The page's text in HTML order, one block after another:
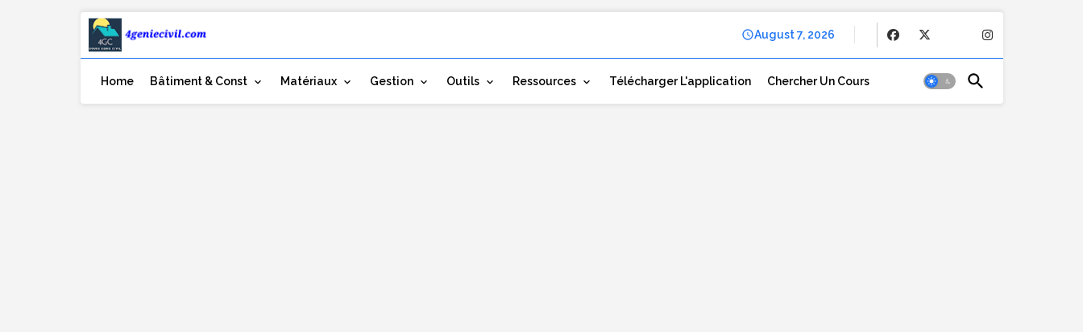
August 7, 2026
Home Bâtiment & Const Matériaux Gestion Outils Ressources Télécharger L'application Chercher Un Cours